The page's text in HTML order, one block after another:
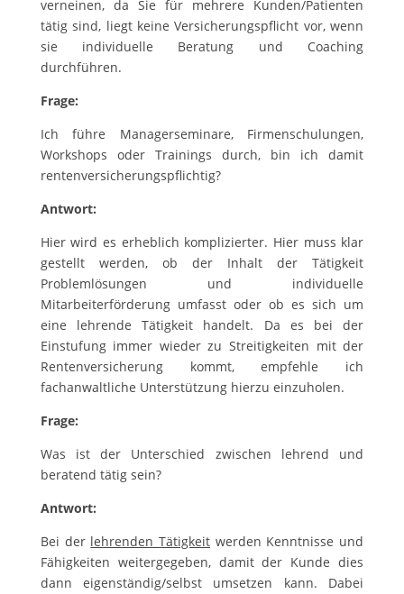
verneinen, da Sie für mehrere Kunden/Patienten
tätig sind, liegt keine Versicherungspflicht vor, wenn
sie individuelle Beratung und Coaching
durchführen.
Frage:
Ich führe Managerseminare, Firmenschulungen,
Workshops oder Trainings durch, bin ich damit
rentenversicherungspflichtig?
Antwort:
Hier wird es erheblich komplizierter. Hier muss klar
gestellt werden, ob der Inhalt der Tätigkeit
Problemlösungen und individuelle
Mitarbeiterförderung umfasst oder ob es sich um
eine lehrende Tätigkeit handelt. Da es bei der
Einstufung immer wieder zu Streitigkeiten mit der
Rentenversicherung kommt, empfehle ich
fachanwaltliche Unterstützung hierzu einzuholen.
Frage:
Was ist der Unterschied zwischen lehrend und
beratend tätig sein?
Antwort:
Bei der lehrenden Tätigkeit werden Kenntnisse und
Fähigkeiten weitergegeben, damit der Kunde dies
dann eigenständig/selbst umsetzen kann. Dabei